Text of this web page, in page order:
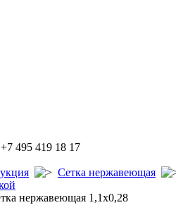
+7 495 419 18 17
Сетка нержавеющая
нержавеющая 1,1x0,28